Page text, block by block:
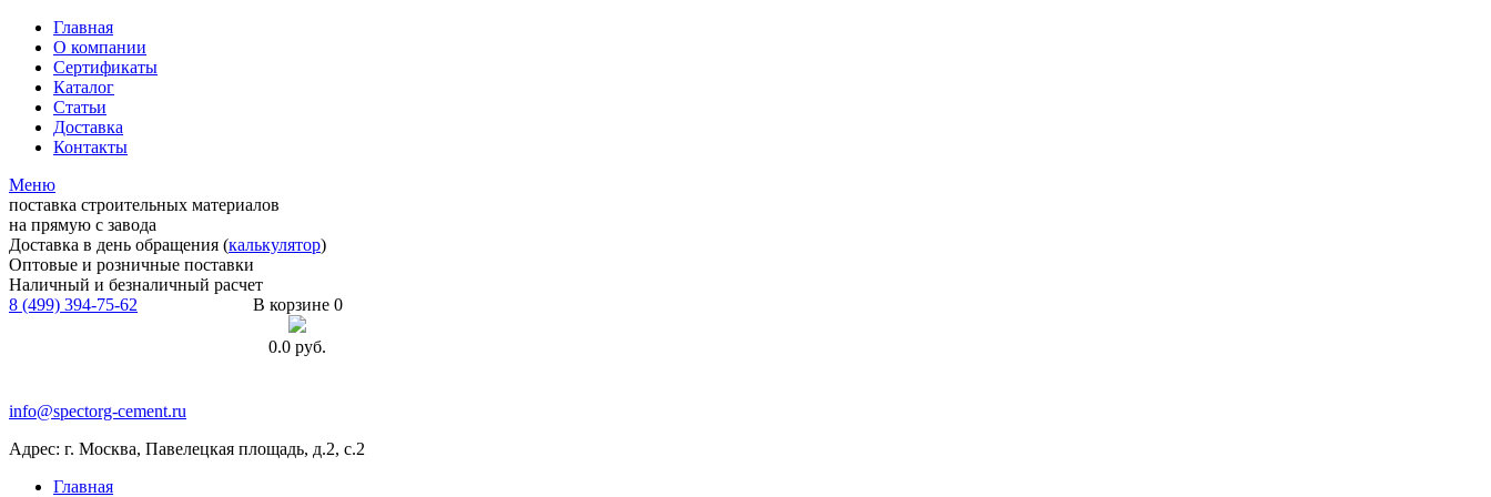
Главная
О компании
Сертификаты
Каталог
Статьи
Доставка
Контакты
Меню
поставка строительных материалов
на прямую с завода
Доставка в день обращения (калькулятор)
Оптовые и розничные поставки
Наличный и безналичный расчет
8 (499) 394-75-62
В корзине 0
0.0 руб.
info@spectorg-cement.ru
Адрес: г. Москва, Павелецкая площадь, д.2, с.2
Главная